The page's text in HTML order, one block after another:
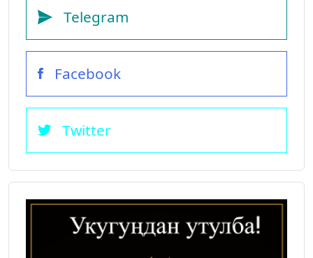
Telegram
Facebook
Twitter